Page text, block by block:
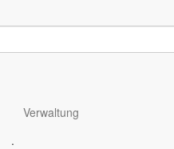
Verwaltung
.